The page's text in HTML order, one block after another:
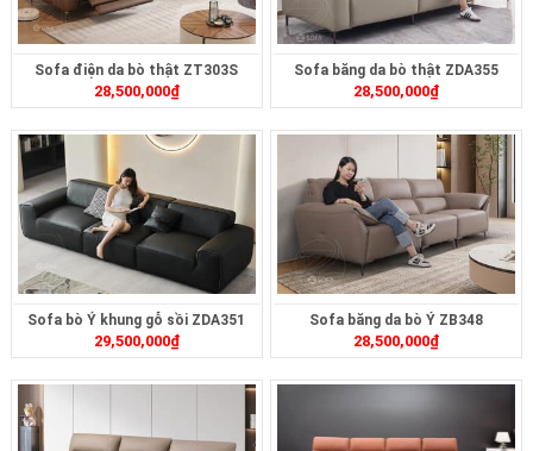
Sofa điện da bò thật ZT303S
28,500,000₫
Sofa băng da bò thật ZDA355
28,500,000₫
Sofa bò Ý khung gỗ sồi ZDA351
29,500,000₫
Sofa băng da bò Ý ZB348
28,500,000₫